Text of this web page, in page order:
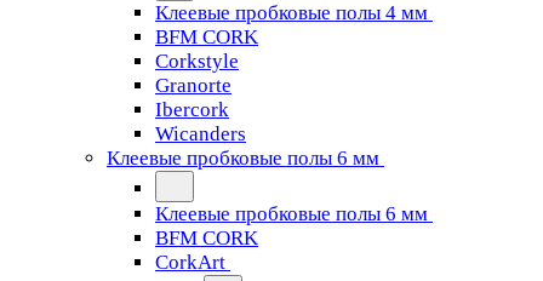
Клеевые пробковые полы 4 мм
BFM CORK
Corkstyle
Granorte
Ibercork
Wicanders
Клеевые пробковые полы 6 мм
Клеевые пробковые полы 6 мм
BFM CORK
CorkArt